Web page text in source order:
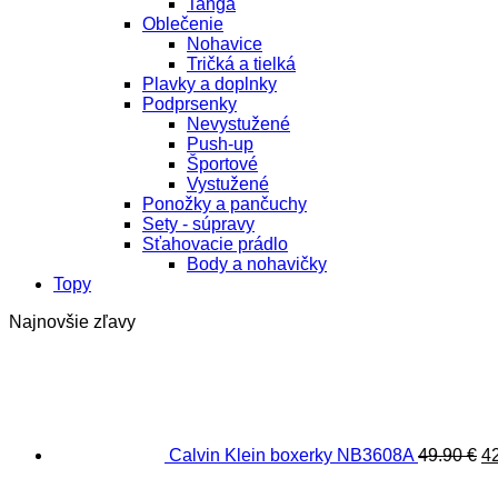
Tangá
Oblečenie
Nohavice
Tričká a tielká
Plavky a doplnky
Podprsenky
Nevystužené
Push-up
Športové
Vystužené
Ponožky a pančuchy
Sety - súpravy
Sťahovacie prádlo
Body a nohavičky
Topy
Najnovšie zľavy
Calvin Klein boxerky NB3608A 49.90€